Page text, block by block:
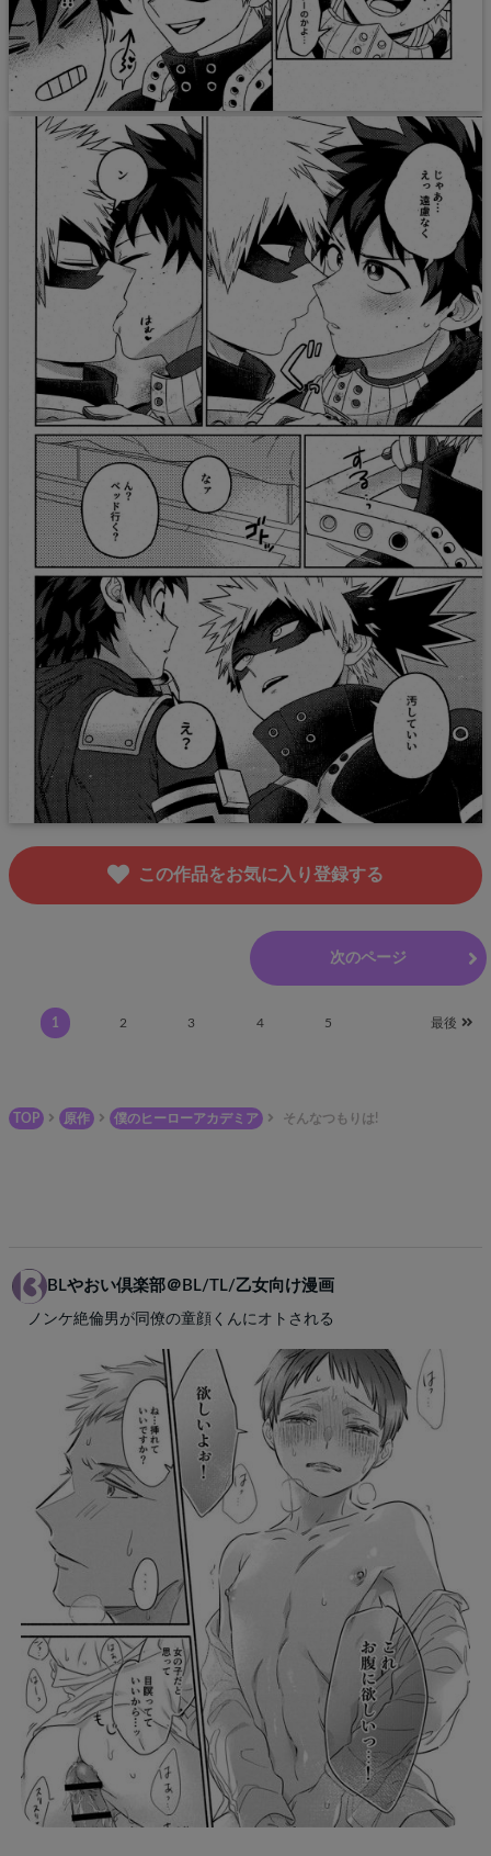
この作品をお気に入り登録する
次のページ
1 2 3 4 5 最後
TOP 原作 僕のヒーローアカデミア そんなつもりは!
BLやおい倶楽部＠BL/TL/乙女向け漫画
ノンケ絶倫男が同僚の童顔くんにオトされる